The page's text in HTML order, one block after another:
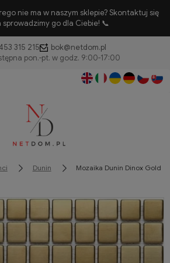
nie ma w naszym sklepie? Skontaktuj się
sprowadzimy go dla Ciebie! 📞
315 215 bok@netdom.pl
Dunin Mozaika Dunin Dinox Gold